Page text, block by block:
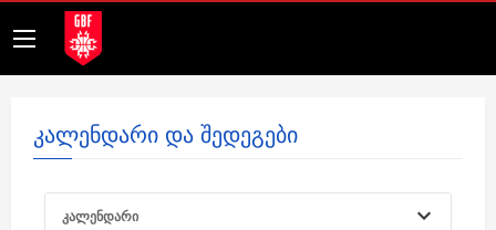
კალენდარი და შედეგები
კალენდარი